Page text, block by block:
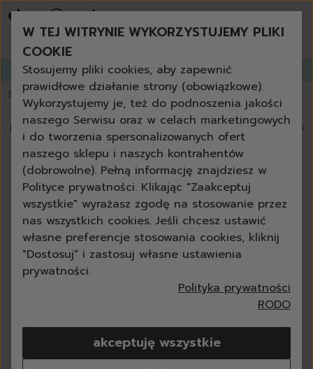
bestsellery
promocje tygodnia
nowości
produkty uniwersalne + eko
zestawy
czyszczenie
kuchnia
łazienka
szkło
podłoga
meble
grill i kominek
outdoor
ścierki
gąbki
akcesoria
pranie
do białego
do koloru
Zapisz się do GANGLETTERAi zyskaj ażdo 30% rabatu!
💥 Papier toaletowy 3-warstwowy za darmo powyżej 200 zł
📦 dostawa
🏠 › Blog › Ekologiczne czyszczenie BBQ: po co niszczyć
Ekologiczne czyszczenie BBQ: po
co niszczyć planetę, skoro można
tłuszcz?
Anna Czelewska 26-06-2025 7 min
W TEJ WITRYNIE WYKORZYSTUJEMY PLIKI
COOKIE
Stosujemy pliki cookies, aby zapewnić
prawidłowe działanie strony (obowiązkowe).
Wykorzystujemy je, też do podnoszenia jakości
naszego Serwisu oraz w celach marketingowych
i do tworzenia spersonalizowanych ofert
naszego sklepu i naszych kontrahentów
(dobrowolne). Pełną informację znajdziesz w
Polityce prywatności. Klikając "Zaakceptuj
wszystkie" wyrażasz zgodę na stosowanie przez
nas wszystkich cookies. Jeśli chcesz ustawić
własne preferencje stosowania cookies, kliknij
"Dostosuj" i zastosuj własne ustawienia
prywatności.
Polityka prywatności
RODO
akceptuję wszystkie